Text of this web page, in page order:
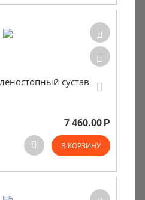
сустав
7 460.00 Р
В КОРЗИНУ